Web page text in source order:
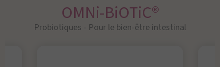
OMNi-BiOTiC®
Probiotiques - Pour le bien-être intestinal